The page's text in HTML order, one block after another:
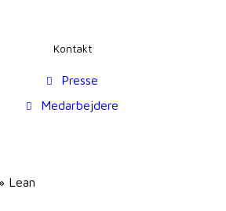
Kontakt
Presse
Medarbejdere
Lean